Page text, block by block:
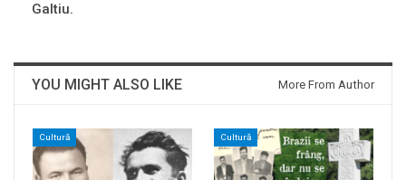
Galtiu.
YOU MIGHT ALSO LIKE More From Author
Cultură Cultură